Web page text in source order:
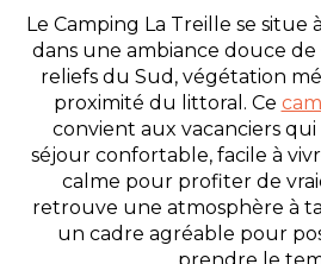
Le Camping La Treille se situe
dans une ambiance douce de
reliefs du Sud, végétation
proximité du littoral. Ce
convient aux vacanciers
séjour confortable, facile à
calme pour profiter de
retrouve une atmosphère à
un cadre agréable pour
prendre le